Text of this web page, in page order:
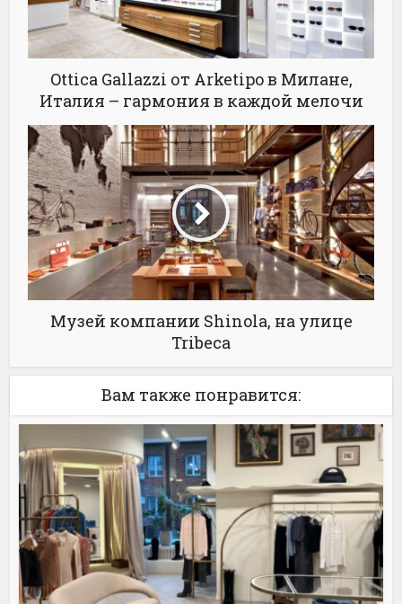
Ottica Gallazzi от Arketipo в Милане,
Италия – гармония в каждой мелочи
Музей компании Shinola, на улице
Tribeca
Вам также понравится: